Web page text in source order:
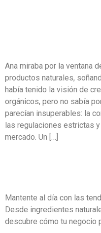
Ana miraba por la ventana
productos naturales,
había tenido la visión de
orgánicos, pero no sabía
parecían insuperables: la
las regulaciones estrictas
mercado. Un […]
Mantente al día con las
Desde ingredientes
descubre cómo tu negocio